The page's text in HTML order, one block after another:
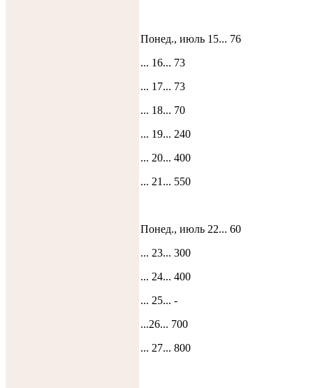
Понед., июль 15... 76
... 16... 73
... 17... 73
... 18... 70
... 19... 240
... 20... 400
... 21... 550
Понед., июль 22... 60
... 23... 300
... 24... 400
... 25... -
...26... 700
... 27... 800